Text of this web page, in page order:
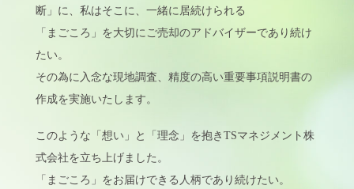
断」に、私はそこに、一緒に居続けられる
「まごころ」を大切にご売却のアドバイザーであり続け
たい。
その為に入念な現地調査、精度の高い重要事項説明書の
作成を実施いたします。
このような「想い」と「理念」を抱きTSマネジメント株
式会社を立ち上げました。
「まごころ」をお届けできる人柄であり続けたい。